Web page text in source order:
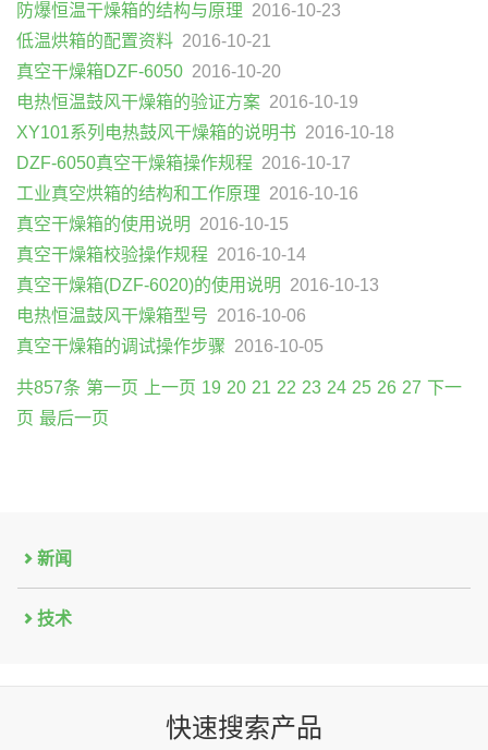
防爆恒温干燥箱的结构与原理 2016-10-23
低温烘箱的配置资料 2016-10-21
真空干燥箱DZF-6050 2016-10-20
电热恒温鼓风干燥箱的验证方案 2016-10-19
XY101系列电热鼓风干燥箱的说明书 2016-10-18
DZF-6050真空干燥箱操作规程 2016-10-17
工业真空烘箱的结构和工作原理 2016-10-16
真空干燥箱的使用说明
2016-10-15
真空干燥箱校验操作规程 2016-10-14
真空干燥箱(DZF-6020)的使用说明
2016-10-13
电热恒温鼓风干燥箱型号 2016-10-06
真空干燥箱的调试操作步骤 2016-10-05
共857条 第一页 上一页 19 20 21 22 23 24 25 26 27 下一
页 最后一页
新闻
技术
快速搜索产品